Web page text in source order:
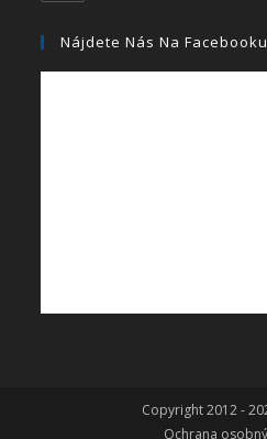
Nájdete Nás Na Facebooku
Copyright 2012 -
Ochrana